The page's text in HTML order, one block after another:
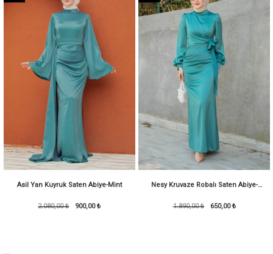
Asil Yan Kuyruk Saten Abiye-Mint
900,00 ₺
2.080,00 ₺
Nesy Kruvaze Robalı Saten Abiye-
KoyuMint650,00 ₺
1.890,00 ₺